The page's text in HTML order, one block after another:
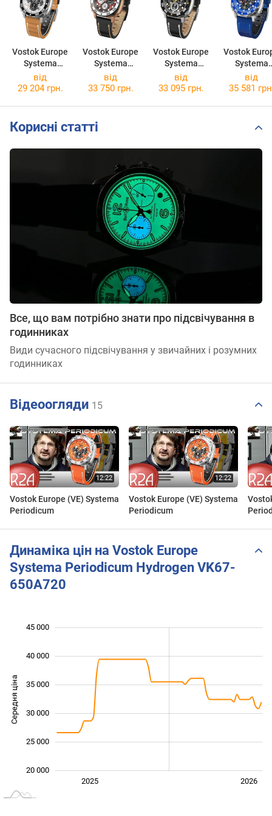
Vostok Europe
Systema
Periodicum
Oxygen VK67-
Vostok Europe
Systema
Periodicum
Phosphorus
Vostok Europe
Systema
Periodicum
Sulfur VK67-
Vostok
Systema
Hydrogen
від
29 204 грн.
від
33 750 грн.
від
33 095 грн.
від
35 581
Корисні статті
Все, що вам потрібно знати про підсвічування в
годинниках
Види сучасного підсвічування у звичайних і розумних
годинниках
Відеоогляди 15
Vostok Europe (VE) Systema
Periodicum
Vostok Europe (VE) Systema
Periodicum
Динаміка цін на Vostok Europe
Systema Periodicum Hydrogen VK67-
650A720
Середня ціна
20 000
25 000
30 000
35 000
40 000
45 000
2026
2025